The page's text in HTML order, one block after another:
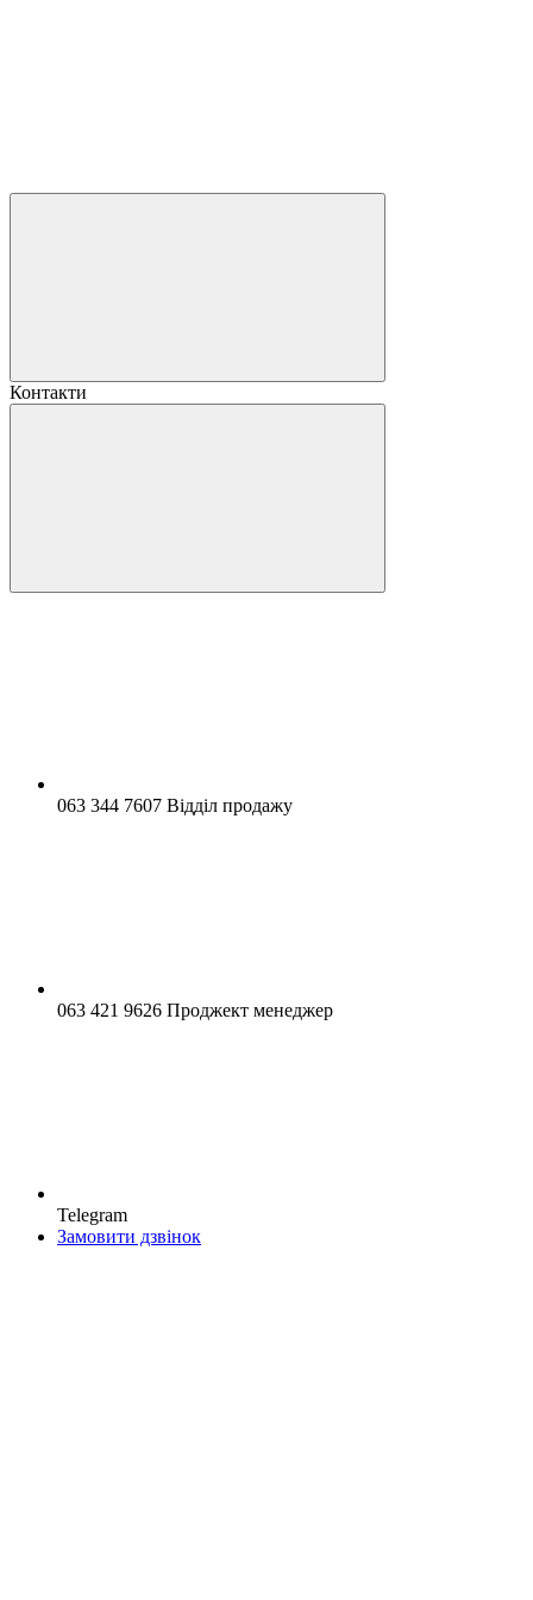
Контакти
063 344 7607 Відділ продажу
063 421 9626 Проджект менеджер
Telegram
Замовити дзвінок